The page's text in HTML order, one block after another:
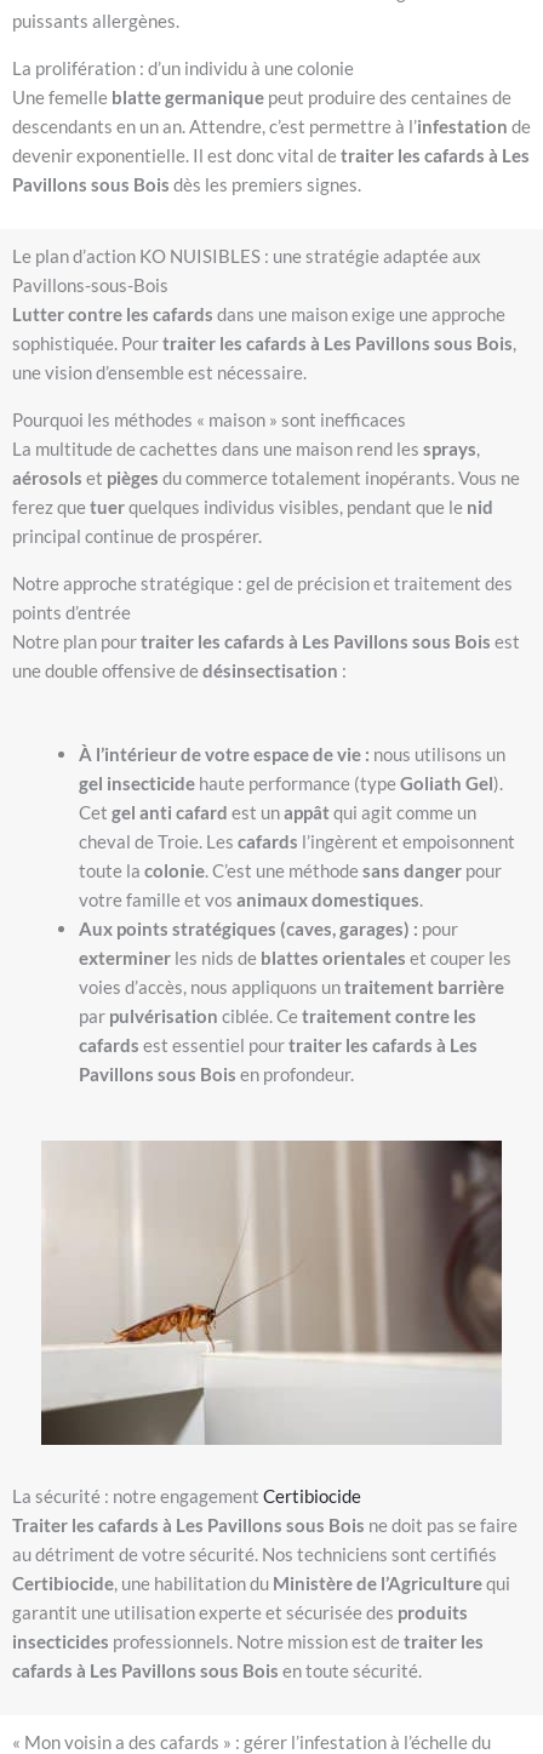
puissants allergènes.
La prolifération : d’un individu à une colonie
Une femelle blatte germanique peut produire des centaines de
descendants en un an. Attendre, c’est permettre à l’infestation de
devenir exponentielle. Il est donc vital detraiter les cafards à Les
Pavillons sous Bois dès les premiers signes.
Le plan d’action KO NUISIBLES : une stratégie adaptée aux
Pavillons-sous-Bois
Lutter contre les cafards dans une maison exige une approche
sophistiquée. Pourtraiter les cafards à Les Pavillons sous Bois,
une vision d’ensemble est nécessaire.
Pourquoi les méthodes « maison » sont inefficaces
La multitude de cachettes dans une maison rend les sprays,
aérosols et pièges du commerce totalement inopérants. Vous ne
ferez quetuerquelques individus visibles, pendant que le nid
principal continue de prospérer.
Notre approche stratégique : gel de précision et traitement des
points d’entrée
Notre plan pourtraiter les cafards à Les Pavillons sous Bois est
une double offensive dedésinsectisation :
À l’intérieur de votre espace de vie : nous utilisons un
gel insecticide haute performance (typeGoliath Gel).
Cet gel anti cafard est unappâtqui agit comme un
cheval de Troie. Les cafards l’ingèrent et empoisonnent
toute la colonie. C’est une méthodesans danger pour
votre famille et vos animaux domestiques.
Aux points stratégiques (caves, garages) : pour
exterminer les nids de blattes orientales et couper les
voies d’accès, nous appliquons untraitement barrière
par pulvérisation ciblée. Cetraitement contre les
cafards est essentiel pourtraiter les cafards à Les
Pavillons sous Bois en profondeur.
La sécurité : notre engagement Certibiocide
Traiter les cafards à Les Pavillons sous Bois ne doit pas se faire
au détriment de votre sécurité. Nos techniciens sont certifiés
Certibiocide , une habilitation du Ministère de l’Agriculturequi
garantit une utilisation experte et sécurisée des produits
insecticides professionnels. Notre mission est detraiter les
cafards à Les Pavillons sous Bois en toute sécurité.
« Mon voisin a des cafards » : gérer l’infestation à l’échelle du